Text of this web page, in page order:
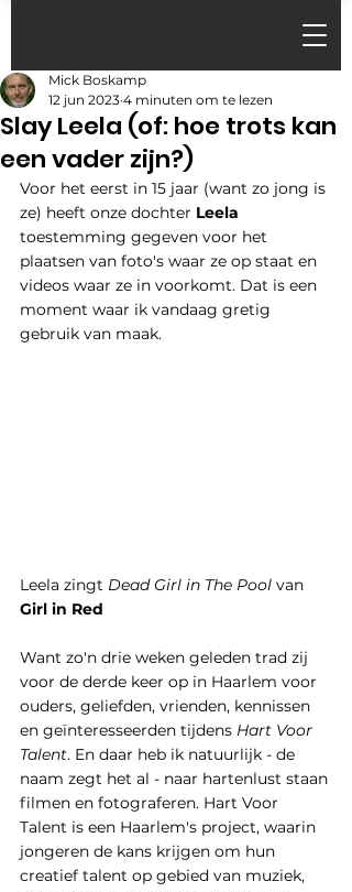
Slay Leela (of: hoe trots kan
een vader zijn?)
Mick Boskamp
12 jun 2023 4 minuten om te lezen
Voor het eerst in 15 jaar (want zo jong is
ze) heeft onze dochter Leela
toestemming gegeven voor het
plaatsen van foto's waar ze op staat en
videos waar ze in voorkomt. Dat is een
moment waar ik vandaag gretig
gebruik van maak.
Leela zingt Dead Girl in The Pool van
Girl in Red
Want zo'n drie weken geleden trad zij
voor de derde keer op in Haarlem voor
ouders, geliefden, vrienden, kennissen
en geïnteresseerden tijdens Hart Voor
Talent. En daar heb ik natuurlijk - de
naam zegt het al - naar hartenlust staan
filmen en fotograferen. Hart Voor
Talent is een Haarlem's project, waarin
jongeren de kans krijgen om hun
creatief talent op gebied van muziek,